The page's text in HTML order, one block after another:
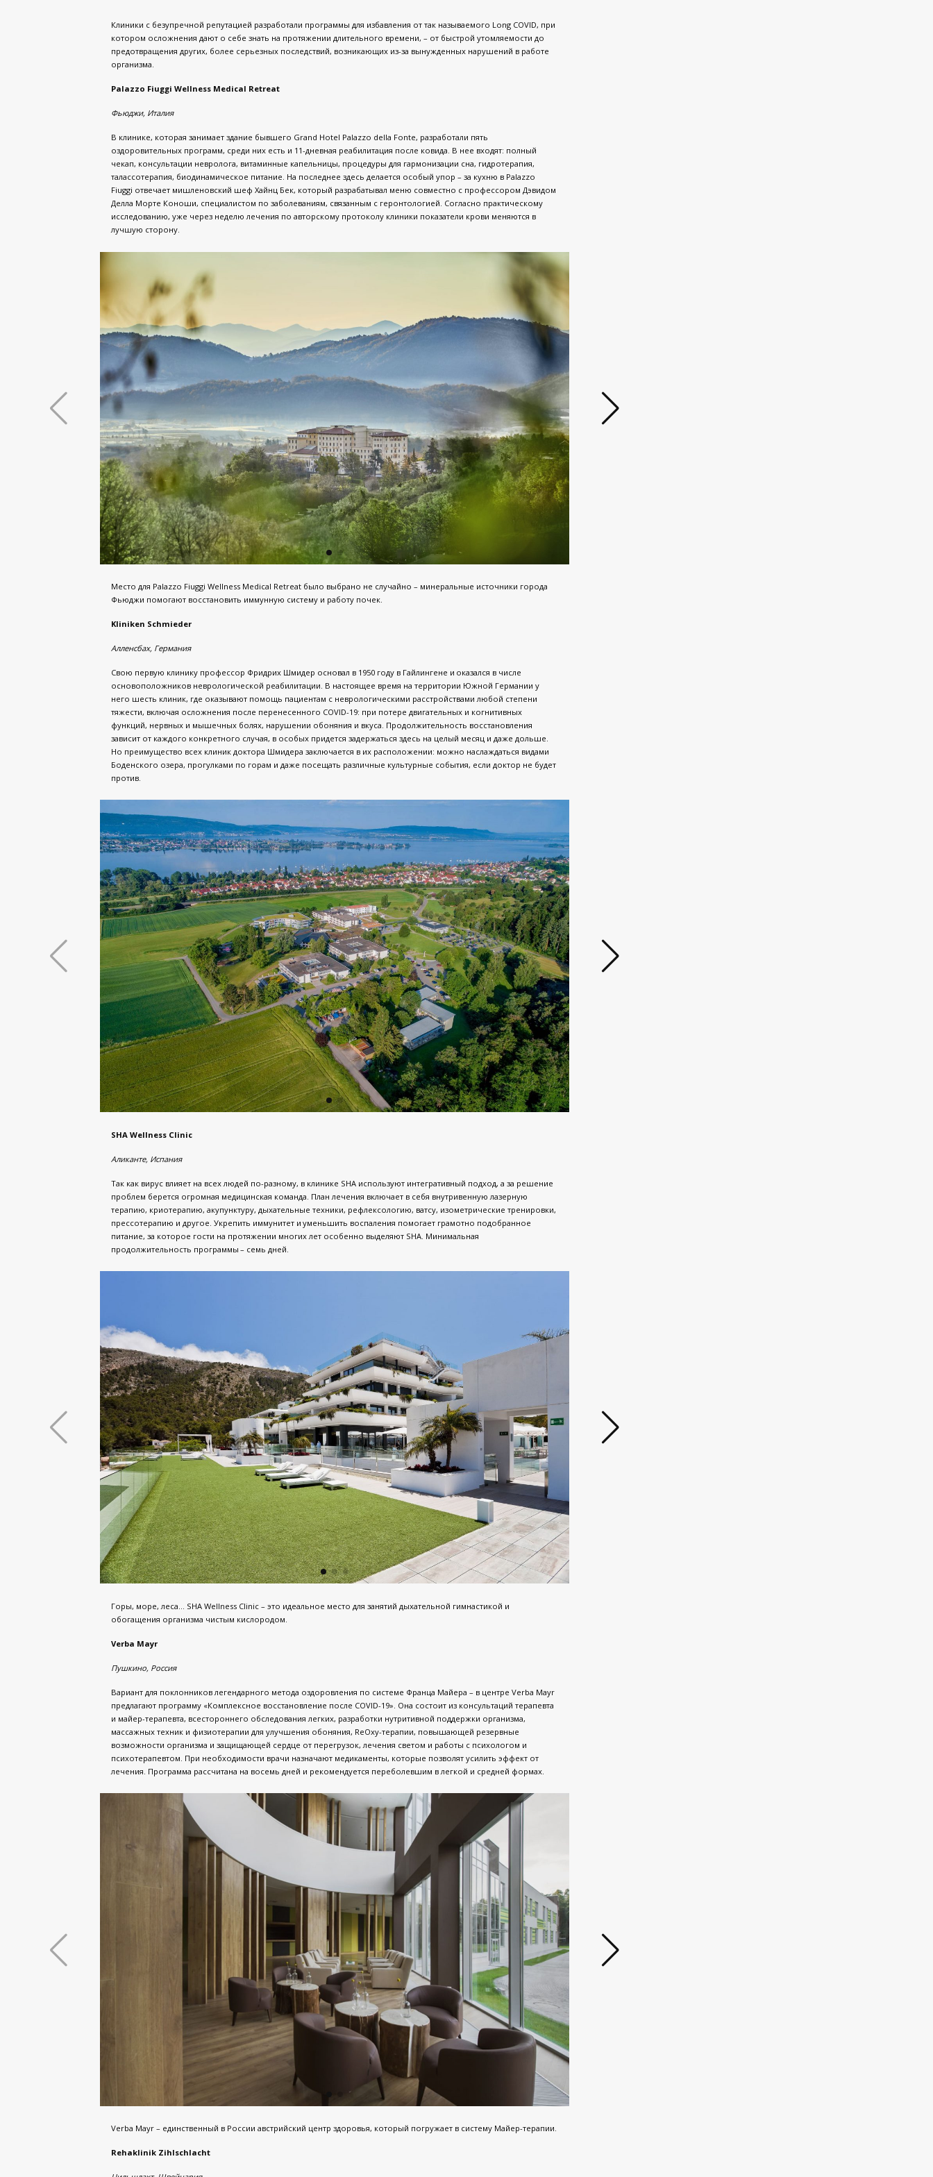
Клиники с безупречной репутацией разработали программы для избавления от так называемого Long COVID, при
котором осложнения дают о себе знать на протяжении длительного времени, – от быстрой утомляемости до
предотвращения других, более серьезных последствий, возникающих из-за вынужденных нарушений в работе
организма.
Palazzo Fiuggi Wellness Medical Retreat
Фьюджи, Италия
В клинике, которая занимает здание бывшего Grand Hotel Palazzo della Fonte, разработали пять
оздоровительных программ, среди них есть и 11-дневная реабилитация после ковида. В нее входят: полный
чекап, консультации невролога, витаминные капельницы, процедуры для гармонизации сна, гидротерапия,
талассотерапия, биодинамическое питание. На последнее здесь делается особый упор – за кухню в Palazzo
Fiuggi отвечает мишленовский шеф Хайнц Бек, который разрабатывал меню совместно с профессором Дэвидом
Делла Морте Коноши, специалистом по заболеваниям, связанным с геронтологией. Согласно практическому
исследованию, уже через неделю лечения по авторскому протоколу клиники показатели крови меняются в
лучшую сторону.
Место для Palazzo Fiuggi Wellness Medical Retreat было выбрано не случайно – минеральные источники города
Фьюджи помогают восстановить иммунную систему и работу почек.
Kliniken Schmieder
Алленсбах, Германия
Свою первую клинику профессор Фридрих Шмидер основал в 1950 году в Гайлингене и оказался в числе
основоположников неврологической реабилитации. В настоящее время на территории Южной Германии у
него шесть клиник, где оказывают помощь пациентам с неврологическими расстройствами любой степени
тяжести, включая осложнения после перенесенного COVID-19: при потере двигательных и когнитивных
функций, нервных и мышечных болях, нарушении обоняния и вкуса. Продолжительность восстановления
зависит от каждого конкретного случая, в особых придется задержаться здесь на целый месяц и даже дольше.
Но преимущество всех клиник доктора Шмидера заключается в их расположении: можно наслаждаться видами
Боденского озера, прогулками по горам и даже посещать различные культурные события, если доктор не будет
против.
SHA Wellness Clinic
Аликанте, Испания
Так как вирус влияет на всех людей по-разному, в клинике SHA используют интегративный подход, а за решение
проблем берется огромная медицинская команда. План лечения включает в себя внутривенную лазерную
терапию, криотерапию, акупунктуру, дыхательные техники, рефлексологию, ватсу, изометрические тренировки,
прессотерапию и другое. Укрепить иммунитет и уменьшить воспаления помогает грамотно подобранное
питание, за которое гости на протяжении многих лет особенно выделяют SHA. Минимальная
продолжительность программы – семь дней.
Горы, море, леса… SHA Wellness Clinic – это идеальное место для занятий дыхательной гимнастикой и
обогащения организма чистым кислородом.
Verba Mayr
Пушкино, Россия
Вариант для поклонников легендарного метода оздоровления по системе Франца Майера – в центре Verba Mayr
предлагают программу «Комплексное восстановление после COVID-19». Она состоит из консультаций терапевта
и майер-терапевта, всестороннего обследования легких, разработки нутритивной поддержки организма,
массажных техник и физиотерапии для улучшения обоняния, ReOxy-терапии, повышающей резервные
возможности организма и защищающей сердце от перегрузок, лечения светом и работы с психологом и
психотерапевтом. При необходимости врачи назначают медикаменты, которые позволят усилить эффект от
лечения. Программа рассчитана на восемь дней и рекомендуется переболевшим в легкой и средней формах.
Verba Mayr – единственный в России австрийский центр здоровья, который погружает в систему Майер-терапии.
Rehaklinik Zihlschlacht